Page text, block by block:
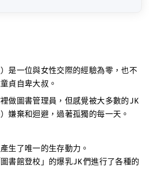
是一位與女性交際的經驗為零，也不
貞自卑大叔。
做圖書管理員，但感覺被大多數的JK
嫌棄和迴避，過著孤獨的每一天。
生了唯一的生存動力。
書館登校」的爆乳JK們進行了各種的